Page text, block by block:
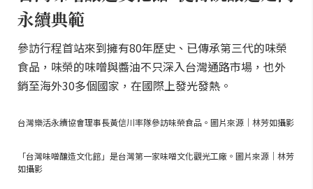
永續典範
參訪行程首站來到擁有80年歷史、已傳承第三代的味榮
食品，味榮的味噌與醬油不只深入台灣通路市場，也外
銷至海外30多個國家，在國際上發光發熱。
台灣樂活永續協會理事長黃信川率隊參訪味榮食品。圖片來源｜林芳如攝影
「台灣味噌釀造文化館」是台灣第一家味噌文化觀光工廠。圖片來源｜林芳
如攝影